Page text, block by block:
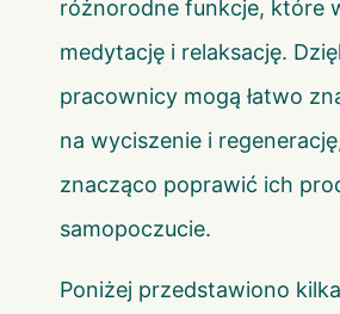
różnorodne funkcje, które
medytację i relaksację.
pracownicy mogą łatwo
na wyciszenie i
znacząco poprawić ich
samopoczucie.
Poniżej przedstawiono